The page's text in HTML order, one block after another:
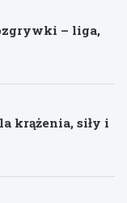
– liga,
krążenia, siły i